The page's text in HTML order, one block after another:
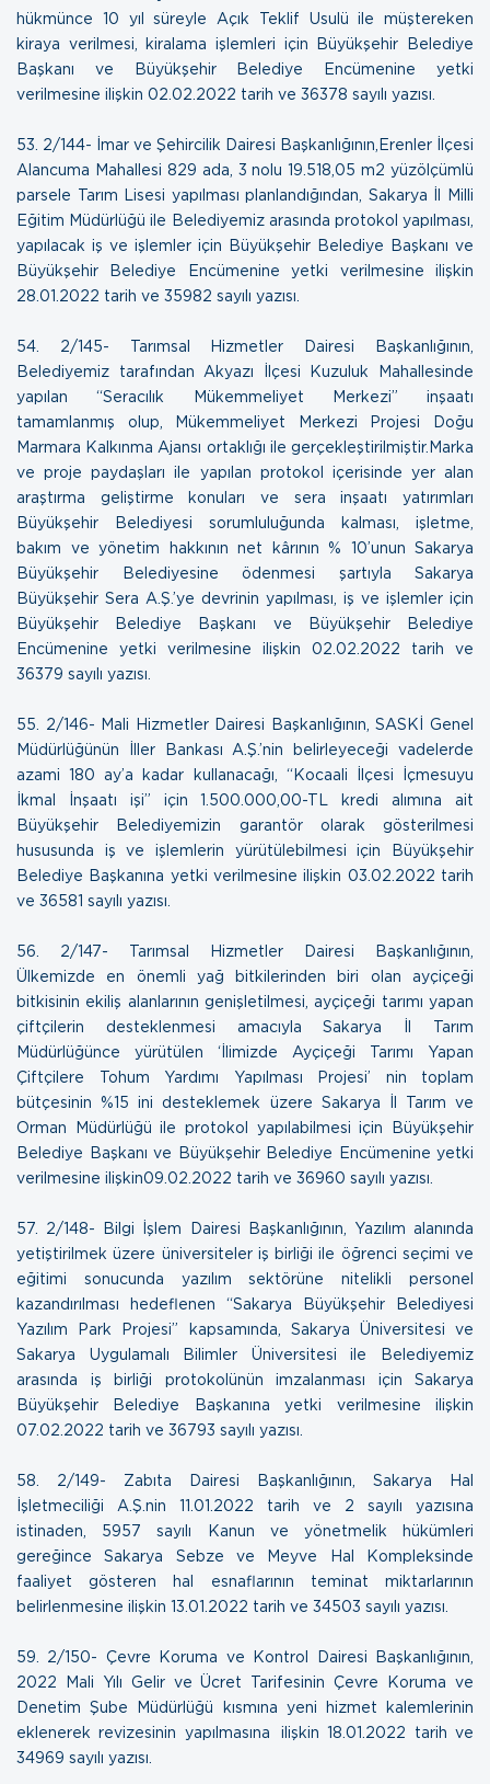
hükmünce 10 yıl süreyle Açık Teklif Usulü ile müştereken
kiraya verilmesi, kiralama işlemleri için Büyükşehir Belediye
Başkanı ve Büyükşehir Belediye Encümenine yetki
verilmesine ilişkin 02.02.2022 tarih ve 36378 sayılı yazısı
53. 2/144- İmar ve Şehircilik Dairesi Başkanlığının,Erenler İlçesi
Alancuma Mahallesi 829 ada, 3 nolu 19.518,05 m2 yüzölçümlü
parsele Tarım Lisesi yapılması planlandığından, Sakarya İl Milli
Eğitim Müdürlüğü ile Belediyemiz arasında protokol yapılması,
yapılacak iş ve işlemler için Büyükşehir Belediye Başkanı ve
Büyükşehir Belediye Encümenine yetki verilmesine ilişkin
28.01.2022 tarih ve 35982 sayılı yazısı.
54.
2/145- Tarımsal Hizmetler Dairesi Başkanlığının,
Belediyemiz tarafından Akyazı İlçesi Kuzuluk Mahallesinde
yapılan “Seracılık Mükemmeliyet Merkezi” inşaatı
tamamlanmış olup, Mükemmeliyet Merkezi Projesi Doğu
Marmara Kalkınma Ajansı ortaklığı ile gerçekleştirilmiştir.Marka
ve proje paydaşları ile yapılan protokol içerisinde yer alan
araştırma geliştirme konuları ve sera inşaatı yatırımları
Büyükşehir Belediyesi sorumluluğunda kalması, işletme,
bakım ve yönetim hakkının net kârının % 10’unun Sakarya
Büyükşehir Belediyesine ödenmesi şartıyla Sakarya
Büyükşehir Sera A.Ş.’ye devrinin yapılması, iş ve işlemler için
Büyükşehir Belediye Başkanı ve Büyükşehir Belediye
Encümenine yetki verilmesine ilişkin 02.02.2022 tarih ve
36379 sayılı yazısı
55.
2/146- Mali Hizmetler Dairesi Başkanlığının, SASKİ Genel
Müdürlüğünün İller Bankası A.Ş.’nin belirleyeceği vadelerde
azami 180 ay’a kadar kullanacağı, “Kocaali İlçesi İçmesuyu
İkmal İnşaatı işi” için 1.500.000,00-TL kredi alımına ait
Büyükşehir Belediyemizin garantör olarak gösterilmesi
hususunda iş ve işlemlerin yürütülebilmesi için Büyükşehir
Belediye Başkanına yetki verilmesine ilişkin 03.02.2022 tarih
ve 36581 sayılı yazısı.
56.
2/147- Tarımsal Hizmetler Dairesi Başkanlığının,
Ülkemizde en önemli yağ bitkilerinden biri olan ayçiçeği
bitkisinin ekiliş alanlarının genişletilmesi, ayçiçeği tarımı yapan
çiftçilerin desteklenmesi amacıyla Sakarya İl Tarım
Müdürlüğünce yürütülen ‘İlimizde Ayçiçeği Tarımı Yapan
Çiftçilere Tohum Yardımı Yapılması Projesi’ nin toplam
bütçesinin %15 ini desteklemek üzere Sakarya İl Tarım ve
Orman Müdürlüğü ile protokol yapılabilmesi için Büyükşehir
Belediye Başkanı ve Büyükşehir Belediye Encümenine yetki
verilmesine ilişkin09.02.2022 tarih ve 36960 sayılı yazısı
57.
2/148- Bilgi İşlem Dairesi Başkanlığının, Yazılım alanında
yetiştirilmek üzere üniversiteler iş birliği ile öğrenci seçimi ve
eğitimi sonucunda yazılım sektörüne nitelikli personel
kazandırılması hedeflenen “Sakarya Büyükşehir Belediyesi
Yazılım Park Projesi” kapsamında, Sakarya Üniversitesi ve
Sakarya Uygulamalı Bilimler Üniversitesi ile Belediyemiz
arasında iş birliği protokolünün imzalanması için Sakarya
Büyükşehir Belediye Başkanına yetki verilmesine ilişkin
07.02.2022 tarih ve 36793 sayılı yazısı
58.
2/149- Zabıta Dairesi Başkanlığının, Sakarya Hal
İşletmeciliği A.Ş.nin 11.01.2022 tarih ve 2 sayılı yazısına
istinaden, 5957 sayılı Kanun ve yönetmelik hükümleri
gereğince Sakarya Sebze ve Meyve Hal Kompleksinde
faaliyet gösteren hal esnaflarının teminat miktarlarının
belirlenmesine ilişkin 13.01.2022 tarih ve 34503 sayılı yazısı
59.
2/150- Çevre Koruma ve Kontrol Dairesi Başkanlığının,
2022 Mali Yılı Gelir ve Ücret Tarifesinin Çevre Koruma ve
Denetim Şube Müdürlüğü kısmına yeni hizmet kalemlerinin
eklenerek revizesinin yapılmasına ilişkin18.01.2022 tarih ve
34969 sayılı yazısı